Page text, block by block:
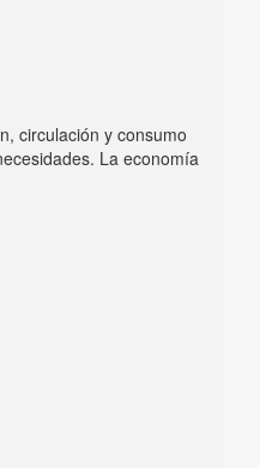
circulación y consumo
La economía